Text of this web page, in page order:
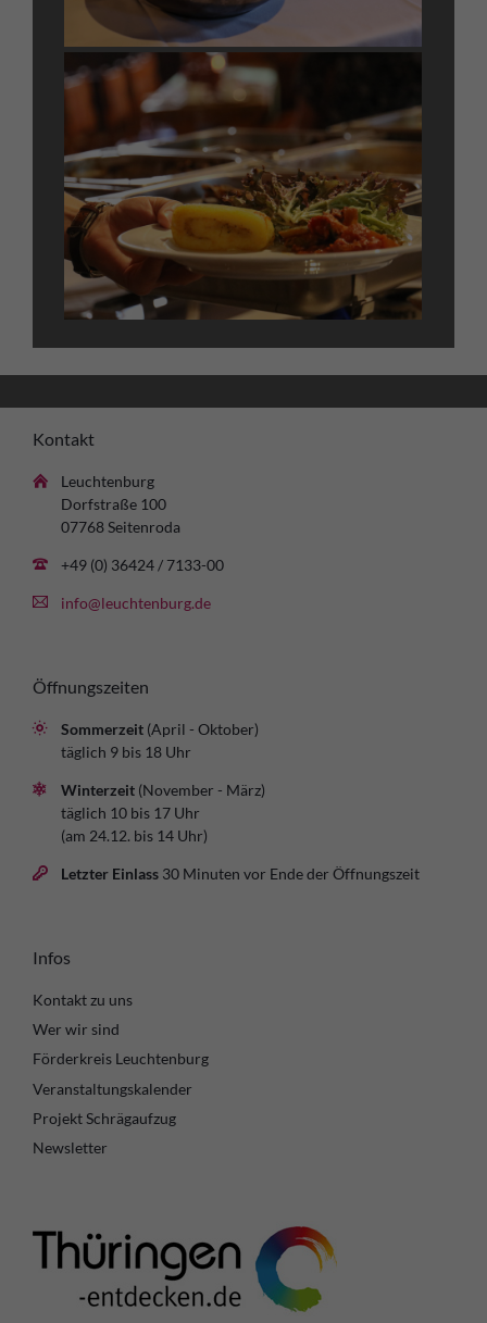
Kontakt
Leuchtenburg
Dorfstraße 100
07768 Seitenroda
+49 (0) 36424 / 7133-00
info@leuchtenburg.de
Öffnungszeiten
Sommerzeit (April - Oktober)
täglich 9 bis 18 Uhr
Winterzeit (November - März)
täglich 10 bis 17 Uhr
(am 24.12. bis 14 Uhr)
Letzter Einlass 30 Minuten vor Ende der Öffnungszeit
Infos
Kontakt zu uns
Wer wir sind
Förderkreis Leuchtenburg
Veranstaltungskalender
Projekt Schrägaufzug
Newsletter